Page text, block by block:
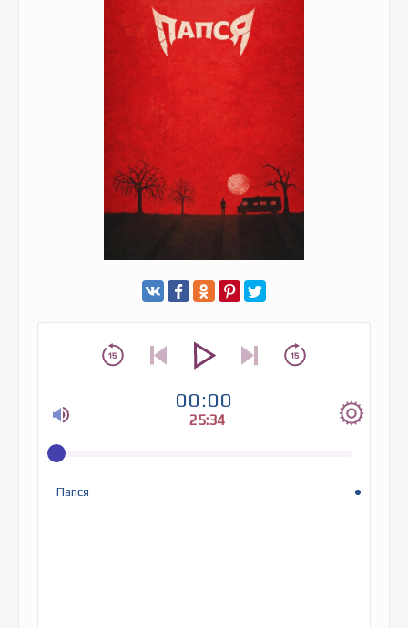
00:00
25:34
Папся